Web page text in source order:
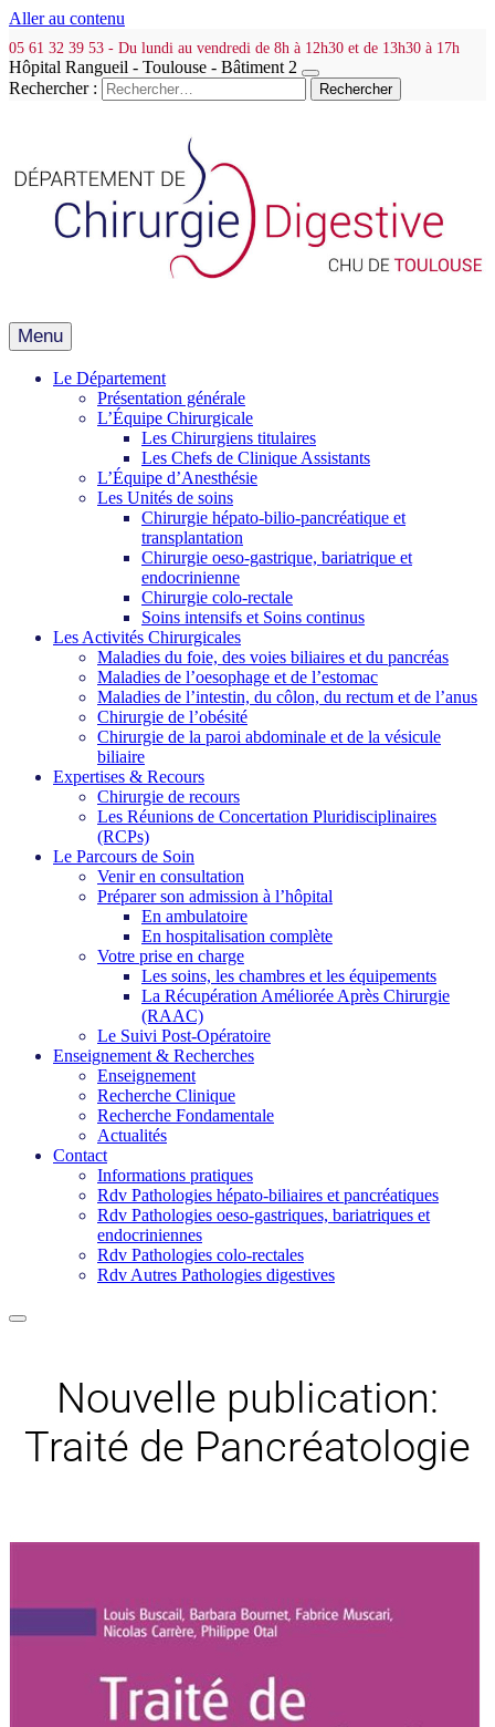
Aller au contenu
05 61 32 39 53 - Du lundi au vendredi de 8h à 12h30 et de 13h30 à 17h
Hôpital Rangueil - Toulouse - Bâtiment 2
Rechercher :
Menu
Le Département
Présentation générale
L’Équipe Chirurgicale
Les Chirurgiens titulaires
Les Chefs de Clinique Assistants
L’Équipe d’Anesthésie
Les Unités de soins
Chirurgie hépato-bilio-pancréatique et
transplantation
Chirurgie oeso-gastrique, bariatrique et
endocrinienne
Chirurgie colo-rectale
Soins intensifs et Soins continus
Les Activités Chirurgicales
Maladies du foie, des voies biliaires et du pancréas
Maladies de l’oesophage et de l’estomac
Maladies de l’intestin, du côlon, du rectum et de l’anus
Chirurgie de l’obésité
Chirurgie de la paroi abdominale et de la vésicule
biliaire
Expertises & Recours
Chirurgie de recours
Les Réunions de Concertation Pluridisciplinaires
(RCPs)
Le Parcours de Soin
Venir en consultation
Préparer son admission à l’hôpital
En ambulatoire
En hospitalisation complète
Votre prise en charge
Les soins, les chambres et les équipements
La Récupération Améliorée Après Chirurgie
(RAAC)
Le Suivi Post-Opératoire
Enseignement & Recherches
Enseignement
Recherche Clinique
Recherche Fondamentale
Actualités
Contact
Informations pratiques
Rdv Pathologies hépato-biliaires et pancréatiques
Rdv Pathologies oeso-gastriques, bariatriques et
endocriniennes
Rdv Pathologies colo-rectales
Rdv Autres Pathologies digestives
Nouvelle publication:
Traité de Pancréatologie